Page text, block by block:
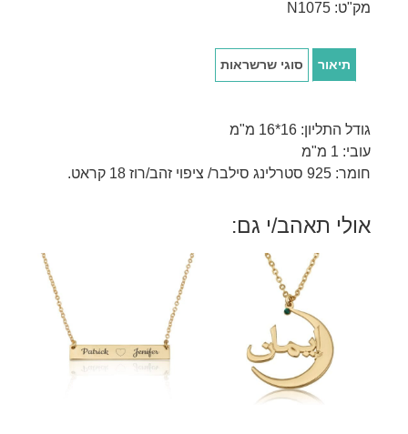
מק"ט:N1075
תיאור סוגי שרשראות
גודל התליון: 16*16 מ"מ
עובי: 1 מ"מ
חומר: 925 סטרלינג סילבר/ ציפוי זהב/רוז 18 קראט.
אולי תאהב/י גם: